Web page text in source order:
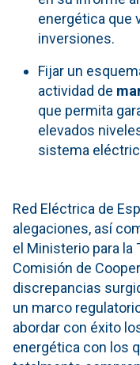
energética que
inversiones.
Fijar un
actividad de
que permita
elevados
sistema
Red Eléctrica de
alegaciones, así
el Ministerio para la
Comisión de
discrepancias
un marco
abordar con éxito
energética con los